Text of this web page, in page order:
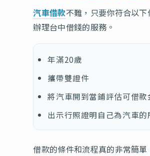
汽車借款不難，只要你符合以
辦理台中借錢的服務。
年滿20歲
攜帶雙證件
將汽車開到當鋪評估可借款
出示行照證明自己為汽車的
借款的條件和流程真的非常簡